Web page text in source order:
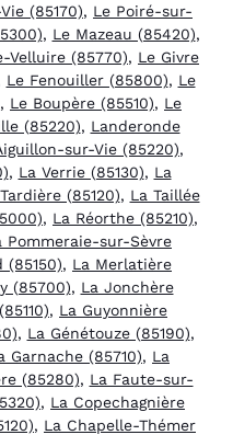
(85170), Le Poiré-sur-
, Le Mazeau (85420),
Velluire (85770), Le Givre
Le Fenouiller (85800), Le
, Le Boupère (85510), Le
(85220), Landeronde
sur-Vie (85220),
, La Verrie (85130), La
(85120), La Taillée
, La Réorthe (85210),
Pommeraie-sur-Sèvre
(85150), La Merlatière
(85700), La Jonchère
, La Guyonnière
, La Génétouze (85190),
Garnache (85710), La
(85280), La Faute-sur-
, La Copechagnière
, La Chapelle-Thémer